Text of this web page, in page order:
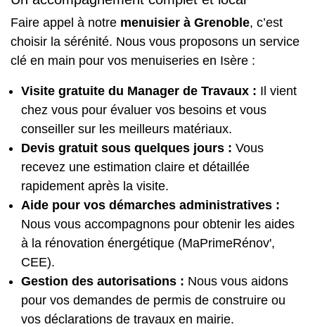
Faire appel à notre menuisier à Grenoble, c’est
choisir la sérénité. Nous vous proposons un service
clé en main pour vos menuiseries en Isère :
Visite gratuite du Manager de Travaux : Il vient
chez vous pour évaluer vos besoins et vous
conseiller sur les meilleurs matériaux.
Devis gratuit sous quelques jours : Vous
recevez une estimation claire et détaillée
rapidement après la visite.
Aide pour vos démarches administratives :
Nous vous accompagnons pour obtenir les aides
à la rénovation énergétique (MaPrimeRénov',
CEE).
Gestion des autorisations : Nous vous aidons
pour vos demandes de permis de construire ou
vos déclarations de travaux en mairie.